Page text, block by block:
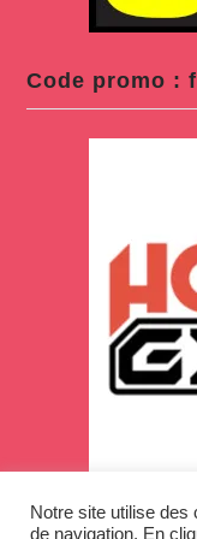
Code promo :
Notre site utilise
de navigation. En